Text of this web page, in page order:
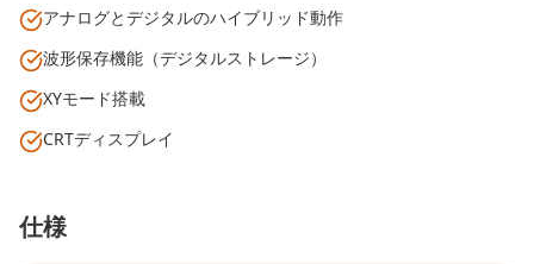
アナログとデジタルのハイブリッド動作
波形保存機能（デジタルストレージ）
XYモード搭載
CRTディスプレイ
仕様